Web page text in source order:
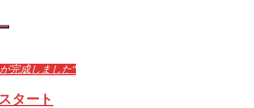
の「Ilmatar – イルマタル」ができました。 4色の毛糸
だけで、鍋敷きとして使え …
完成しました"
タート